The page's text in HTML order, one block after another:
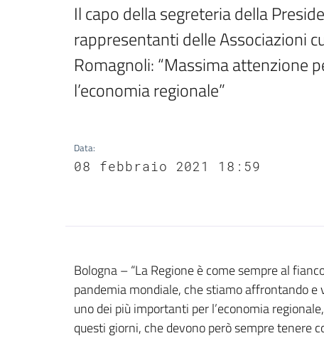
Il capo della segreteria della
rappresentanti delle Associazioni
Romagnoli: “Massima attenzione
l’economia regionale”
Data:
08 febbraio 2021 18:59
Contenuto
Bologna – “La Regione è come sempre al
pandemia mondiale, che stiamo affrontando
uno dei più importanti per l’economia
questi giorni, che devono però sempre tenere